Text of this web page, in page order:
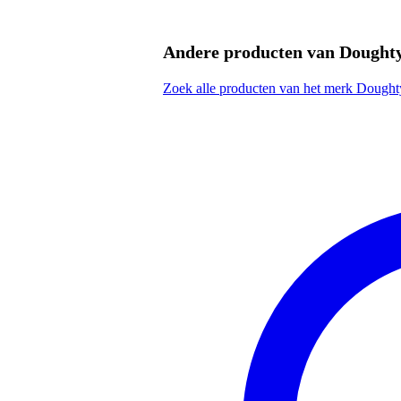
Andere producten van
Zoek alle producten van het merk